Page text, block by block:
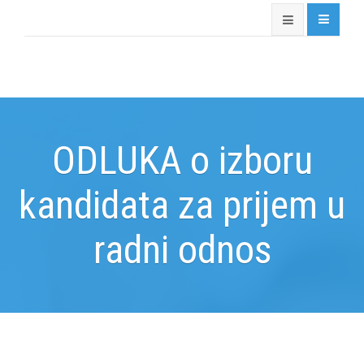
ODLUKA o izboru
kandidata za prijem u
radni odnos